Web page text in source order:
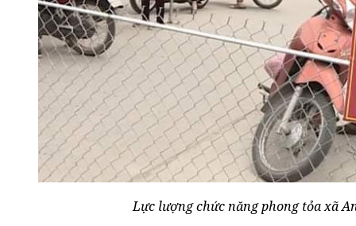
Lực lượng chức năng phong tỏa xã